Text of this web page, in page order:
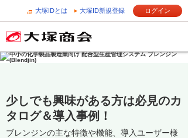
大塚IDとは 大塚ID新規登録 ログイン
少しでも興味がある方は必見のカ
タログ＆導入事例！
ブレンジンの主な特徴や機能、導入ユーザー様